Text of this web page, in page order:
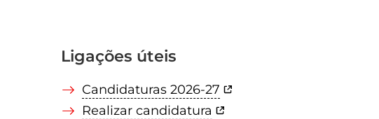
Ligações úteis
Candidaturas 2026-27
Realizar candidatura